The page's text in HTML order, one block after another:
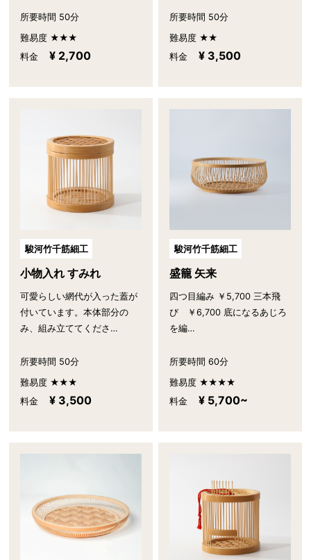
所要時間 50分
難易度 ★★★
料金
¥ 2,700
所要時間 50分
難易度 ★★
料金
¥ 3,500
駿河竹千筋細工
小物入れ すみれ
可愛らしい網代が入った蓋が
付いています。本体部分の
み、組み立ててくださ…
所要時間 50分
難易度 ★★★
料金
¥ 3,500
駿河竹千筋細工
盛籠 矢来
四つ目編み ￥5,700 三本飛
び ￥6,700 底になるあじろ
を編…
所要時間 60分
難易度 ★★★★
料金
¥ 5,700~